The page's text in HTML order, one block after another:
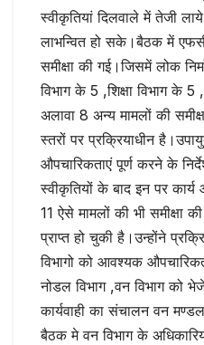
स्वीकृतियां दिलवाले में तेजी
लाभन्वित हो सके।बैठक में
समीक्षा की गई।जिसमें लोक
विभाग के 5 ,शिक्षा विभाग के
अलावा 8 अन्य मामलों की
स्तरों पर प्रक्रियाधीन
औपचारिकताएं पूर्ण करने के
स्वीकृतियों के बाद इन पर
11 ऐसे मामलों की भी समीक्षा
प्राप्त हो चुकी है।उन्होंने
विभागो को आवश्यक
नोडल विभाग ,वन विभाग को
कार्यवाही का संचालन वन
बैठक मे वन विभाग के